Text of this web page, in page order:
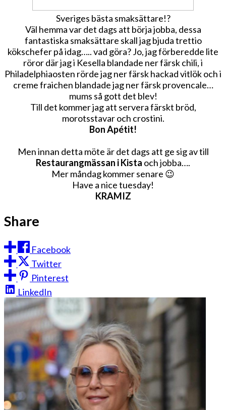
Sveriges bästa smaksättare!?
Väl hemma var det dags att börja jobba, dessa
fantastiska smaksättare skall jag bjuda trettio
kökschefer på idag….. vad göra? Jo, jag förberedde lite
röror där jag i Kesella blandade ner färsk chili, i
Philadelphiaosten rörde jag ner färsk hackad vitlök och i
creme fraichen blandade jag ner färsk provencale…
mums så gott det blev!
Till det kommer jag att servera färskt bröd,
morotsstavar och crostini.
Bon Apétit!
Men innan detta möte är det dags att ge sig av till
Restaurangmässan i Kista och jobba….
Mer måndag kommer senare 😉
Have a nice tuesday!
KRAMIZ
Share
Facebook
Twitter
Pinterest
LinkedIn